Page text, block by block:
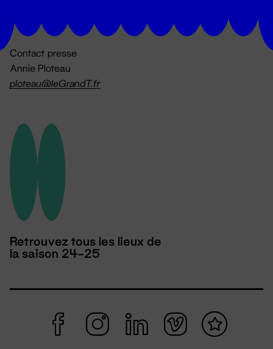
Contact presse
Annie Ploteau
ploteau@leGrandT.fr
Retrouvez tous les lieux de
la saison 24-25